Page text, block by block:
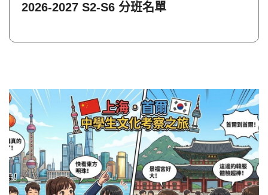
2026-2027 S2-S6 分班名單